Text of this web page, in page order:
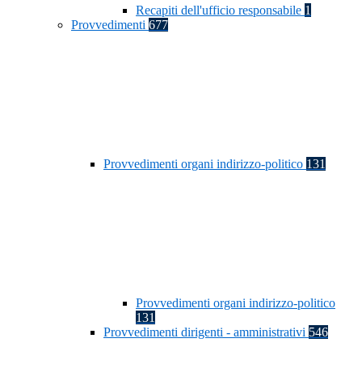
Recapiti dell'ufficio responsabile 1
Provvedimenti 677
Provvedimenti organi indirizzo-politico 131
Provvedimenti organi indirizzo-politico
131
Provvedimenti dirigenti - amministrativi 546